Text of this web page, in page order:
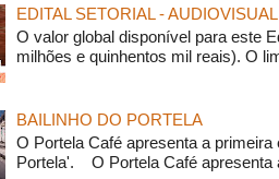
EDITAL SETORIAL - AUDIOVISUAL
O valor global disponível para este
milhões e quinhentos mil reais). O
BAILINHO DO PORTELA
O Portela Café apresenta a
Portela'. O Portela Café apresenta